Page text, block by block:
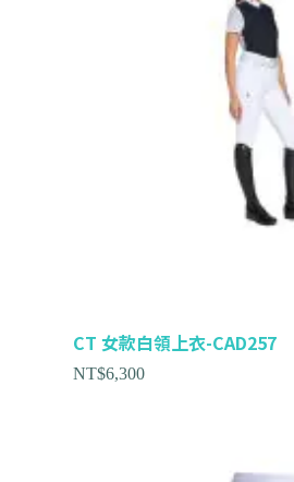
CT 女款白領上衣-CAD257
NT$6,300